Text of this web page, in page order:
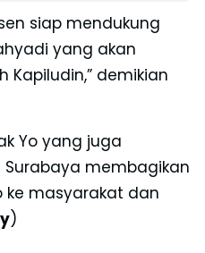
siap mendukung
yang akan
demikian
Yo yang juga
Surabaya membagikan
ke masyarakat dan
)